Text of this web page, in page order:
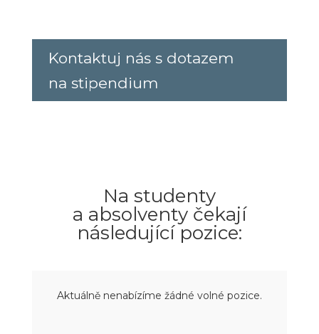
Kontaktuj nás s dotazem
na stipendium
Na studenty
a absolventy čekají
následující pozice:
Aktuálně nenabízíme žádné volné pozice.